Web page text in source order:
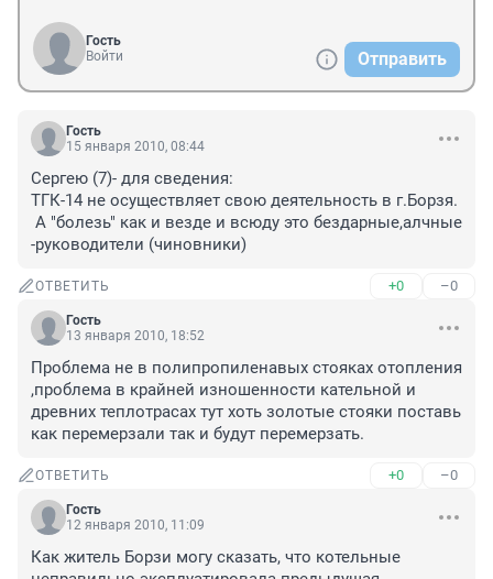
Гость
Войти
Отправить
Гость
15 января 2010, 08:44
Сергею (7)- для сведения:
ТГК-14 не осуществляет свою деятельность в г.Борзя.
А "болезь" как и везде и всюду это бездарные,алчные
-руководители (чиновники)
ОТВЕТИТЬ +0 –0
Гость
13 января 2010, 18:52
Проблема не в полипропиленавых стояках отопления
,проблема в крайней изношенности кательной и
древних теплотрасах тут хоть золотые стояки поставь
как перемерзали так и будут перемерзать.
ОТВЕТИТЬ +0 –0
Гость
12 января 2010, 11:09
Как житель Борзи могу сказать, что котельные